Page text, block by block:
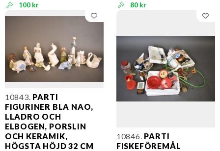
100 kr
80 kr
10843. PARTI
FIGURINER BLA NAO,
LLADRO OCH
ELBOGEN, PORSLIN
OCH KERAMIK,
HÖGSTA HÖJD 32 CM
10846. PARTI
FISKEFÖREMÅL